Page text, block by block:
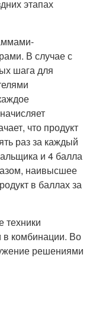
этапах
В случае с
шага для
что продукт
раз за каждый
и 4 балла
наивысшее
в баллах за
техники
в комбинации. Во
решениями